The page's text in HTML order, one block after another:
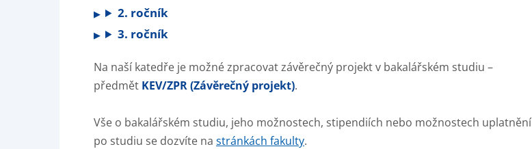
2. ročník
3. ročník
Na naší katedře je možné zpracovat závěrečný projekt v bakalářském studiu –
předmět KEV/ZPR (Závěrečný projekt).
Vše o bakalářském studiu, jeho možnostech, stipendiích nebo možnostech uplatnění
po studiu se dozvíte na stránkách fakulty.